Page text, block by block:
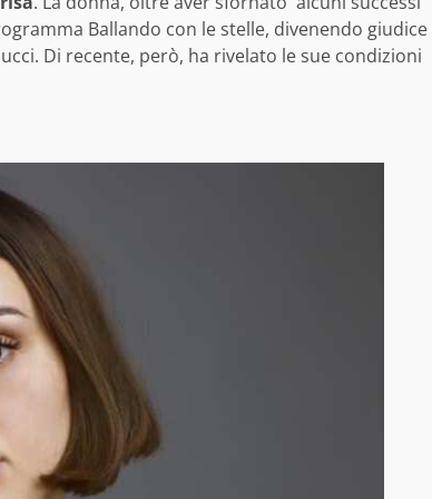
Ballando con le stelle, divenendo giudice
Di recente, però, ha rivelato le sue condizioni